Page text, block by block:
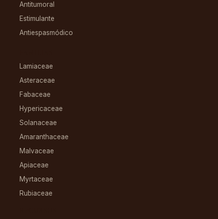
Antitumoral
Estimulante
Antiespasmódico
Lamiaceae
Asteraceae
Fabaceae
Hypericaceae
Solanaceae
Amaranthaceae
Malvaceae
Apiaceae
Myrtaceae
Rubiaceae